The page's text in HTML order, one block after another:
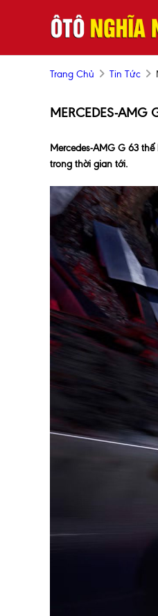
Trang Chủ Tin Tức
MERCEDES-AMG
Mercedes-AMG G 63
trong thời gian tới.